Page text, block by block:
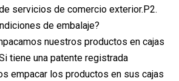
servicios de comercio exterior.P2.
de embalaje?
nuestros productos en cajas
tiene una patente registrada
empacar los productos en sus cajas